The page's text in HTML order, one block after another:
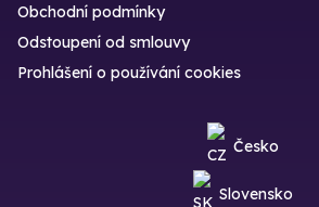
Obchodní podmínky
Odstoupení od smlouvy
Prohlášení o používání cookies
Česko
Slovensko